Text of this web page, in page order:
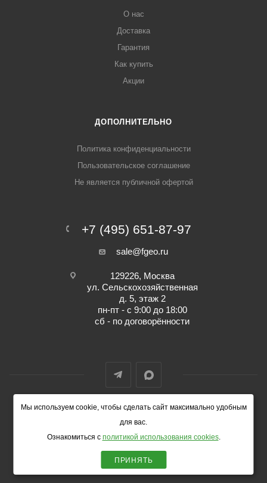
Мы используем cookie, чтобы сделать сайт максимально удобным
для вас.
Ознакомиться с политикой использования cookies.
ПРИНЯТЬ
О нас
Доставка
Гарантия
Как купить
Акции
ДОПОЛНИТЕЛЬНО
Политика конфиденциальности
Пользовательское соглашение
Не является публичной офертой
+7 (495) 651-87-97
sale@fgeo.ru
129226, Москва
ул. Сельскохозяйственная
д. 5, этаж 2
пн-пт - с 9:00 до 18:00
сб - по договорённости
© 2014-2026 ФокусГео